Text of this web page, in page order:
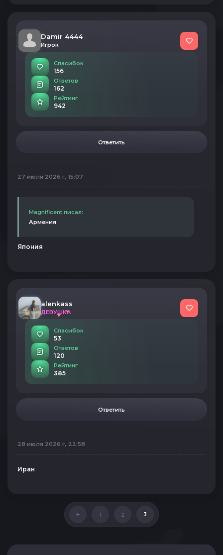
Damir 4444
Игрок
Спасибок
156
Ответов
162
Рейтинг
942
Ответить
27 июля 2026 г, 15:07
Magnificent писал:
Армения
Япония
alenkass
ДЕВУШКА
Спасибок
53
Ответов
120
Рейтинг
385
Ответить
28 июля 2026 г, 22:58
Иран
1 2 3